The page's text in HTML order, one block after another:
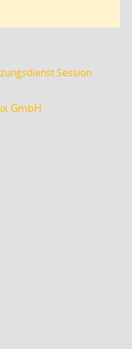
Session(Wird in
GmbH